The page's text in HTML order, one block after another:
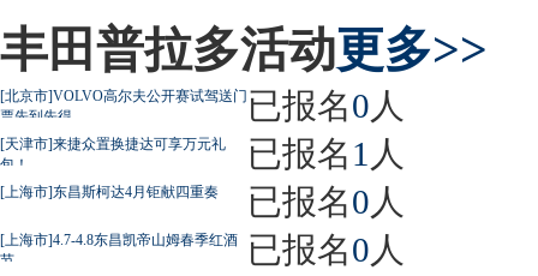
丰田普拉多活动更多>>
[北京市]VOLVO高尔夫公开赛试驾送门
票先到先得
已报名0 人
[天津市]来捷众置换捷达可享万元礼
包！
已报名1 人
[上海市]东昌斯柯达4月钜献四重奏 已报名0 人
[上海市]4.7-4.8东昌凯帝山姆春季红酒
节
已报名0 人